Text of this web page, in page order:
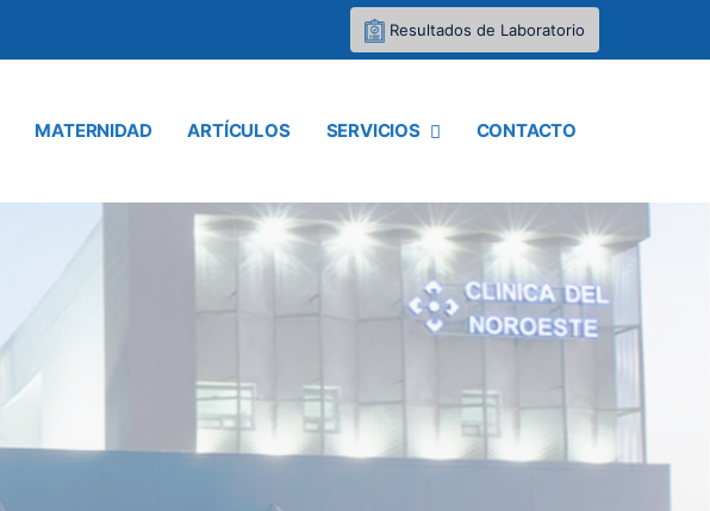
Resultados de Laboratorio
MATERNIDAD ARTÍCULOS SERVICIOS CONTACTO